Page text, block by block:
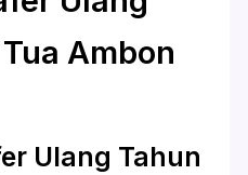
Ambon
Ulang Tahun